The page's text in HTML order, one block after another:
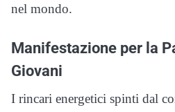
nel mondo.
Manifestazione per la
Giovani
I rincari energetici spinti dal